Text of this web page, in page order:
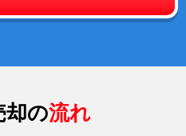
却の流れ